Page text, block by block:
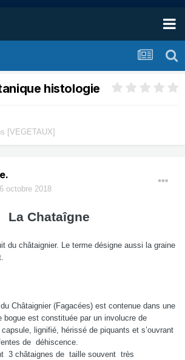
histologie
[VEGETAUX]
octobre 2018
La Chataîgne
du châtaignier. Le terme désigne aussi la graine
Châtaignier (Fagacées) est contenue dans une
bogue est constituée par un involucre de
lignifié, hérissé de piquants et s’ouvrant
de déhiscence.
3 châtaignes de taille souvent très